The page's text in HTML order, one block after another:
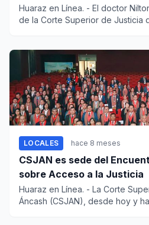
sanción penal
Huaraz en Línea. - El doctor
de la Corte Superior de Justicia
LOCALES hace 8 meses
CSJAN es sede del
sobre Acceso a la Justicia
Huaraz en Línea. - La Corte
Áncash (CSJAN), desde hoy y